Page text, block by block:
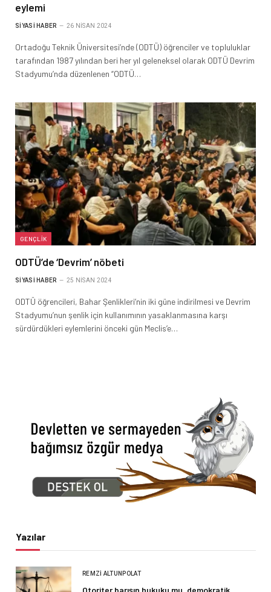
eylemi
SIYASI HABER 26 NISAN 2024
Ortadoğu Teknik Üniversitesi’nde (ODTÜ) öğrenciler ve topluluklar
tarafından 1987 yılından beri her yıl geleneksel olarak ODTÜ Devrim
Stadyumu’nda düzenlenen “ODTÜ…
GENÇLIK
ODTÜ’de ‘Devrim’ nöbeti
SIYASI HABER 25 NISAN 2024
ODTÜ öğrencileri, Bahar Şenlikleri’nin iki güne indirilmesi ve Devrim
Stadyumu’nun şenlik için kullanımının yasaklanmasına karşı
sürdürdükleri eylemlerini önceki gün Meclis’e…
Yazılar
REMZI ALTUNPOLAT
Otoriter barışın hukuku mu, demokratik